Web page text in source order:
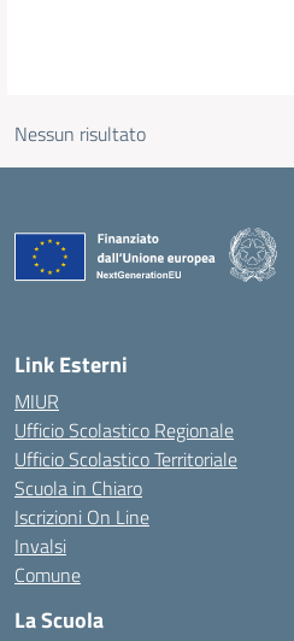
Nessun risultato
Link Esterni
MIUR
Ufficio Scolastico Regionale
Ufficio Scolastico Territoriale
Scuola in Chiaro
Iscrizioni On Line
Invalsi
Comune
La Scuola